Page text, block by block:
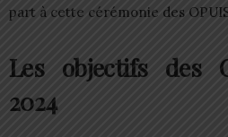
part à cette cérémonie des OPUIS
Les objectifs des
2024